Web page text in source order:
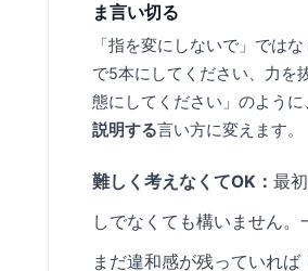
ま言い切る
「指を変にしないで」では
で5本にしてください、力を
態にしてください」のように
説明する言い方に変えます。
難しく考えなくてOK： 最
しでなくても構いません。
まだ違和感が残っていれば